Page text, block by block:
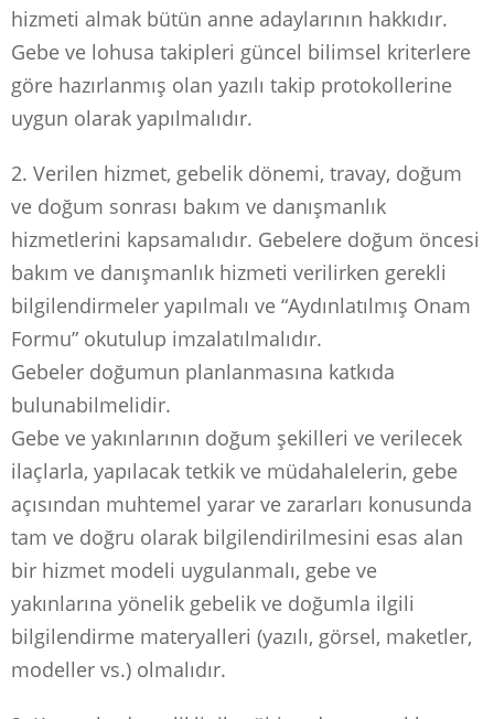
hizmeti almak bütün anne adaylarının hakkıdır.
Gebe ve lohusa takipleri güncel bilimsel kriterlere
göre hazırlanmış olan yazılı takip protokollerine
uygun olarak yapılmalıdır.
2. Verilen hizmet, gebelik dönemi, travay, doğum
ve doğum sonrası bakım ve danışmanlık
hizmetlerini kapsamalıdır. Gebelere doğum öncesi
bakım ve danışmanlık hizmeti verilirken gerekli
bilgilendirmeler yapılmalı ve “Aydınlatılmış Onam
Formu” okutulup imzalatılmalıdır.
Gebeler doğumun planlanmasına katkıda
bulunabilmelidir.
Gebe ve yakınlarının doğum şekilleri ve verilecek
ilaçlarla, yapılacak tetkik ve müdahalelerin, gebe
açısından muhtemel yarar ve zararları konusunda
tam ve doğru olarak bilgilendirilmesini esas alan
bir hizmet modeli uygulanmalı, gebe ve
yakınlarına yönelik gebelik ve doğumla ilgili
bilgilendirme materyalleri (yazılı, görsel, maketler,
modeller vs.) olmalıdır.